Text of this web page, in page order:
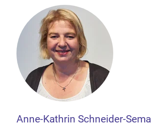
Anne-Kathrin Schneider-Sema